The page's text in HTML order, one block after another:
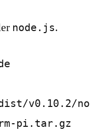
node.js.
v0.10.2/no
pi.tar.gz